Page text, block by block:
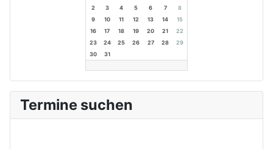
2
3 4 5 6 7
8
9
10 11 12 13 14
15
16
17 18 19 20 21
22
23
24 25 26 27 28
29
30
31
Termine suchen